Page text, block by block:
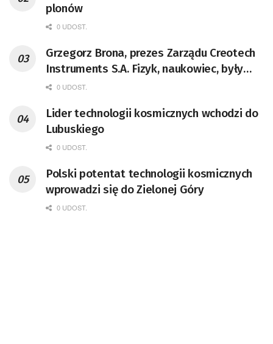
plonów
0 UDOST.
Grzegorz Brona, prezes Zarządu Creotech
Instruments S.A. Fizyk, naukowiec, były
pracownik CERN w Genewie,
doktor habilitowany nauk fizycznych,
koordynator Rady Sektorowej ds.
Kompetencji Przemysłu Lotniczo-
Badań Kosmicznych i Satelitarnych PAN.
0 UDOST.
Lider technologii kosmicznych wchodzi do
Lubuskiego
0 UDOST.
Polski potentat technologii kosmicznych
wprowadzi się do Zielonej Góry
0 UDOST.